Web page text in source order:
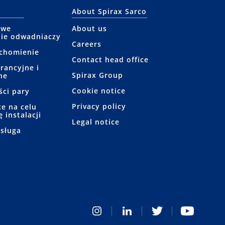
odwadniaczy
i
pary
na celu
instalacji
About Spirax Sarco
About us
Careers
Contact head office
Spirax Group
Cookie notice
Privacy policy
Legal notice